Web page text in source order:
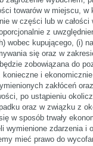
towarów w miejscu,
w części lub w
z
wobec kupującego, (i)
się oraz w
zobowiązana do
i
zakłóceń
po ustąpieniu
oraz w związku z
w sposób trwały
wymienione zdarzenia
mieć prawo do